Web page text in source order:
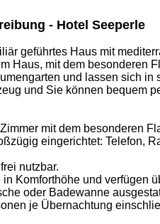
- Hotel Seeperle
geführtes Haus mit
Haus, mit dem besonderen
und lassen sich
und Sie können bequem
mit dem besonderen
eingerichtet: Telefon,
nutzbar.
Komforthöhe und verfügen
oder Badewanne
je Übernachtung